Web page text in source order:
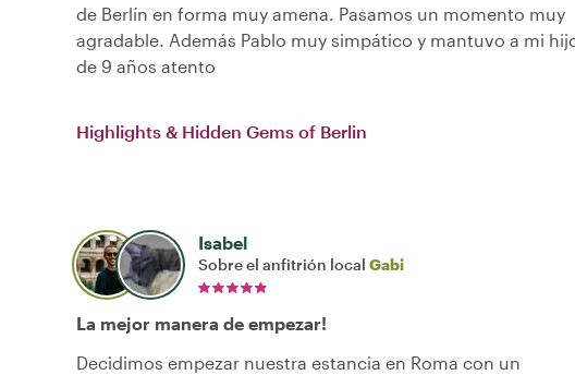
de Berlín en forma muy amena. Pasamos un momento muy
agradable. Además Pablo muy simpático y mantuvo a mi
de 9 años atento
Highlights & Hidden Gems of Berlin
Isabel
Sobre el anfitrión local Gabi
La mejor manera de empezar!
Decidimos empezar nuestra estancia en Roma con un